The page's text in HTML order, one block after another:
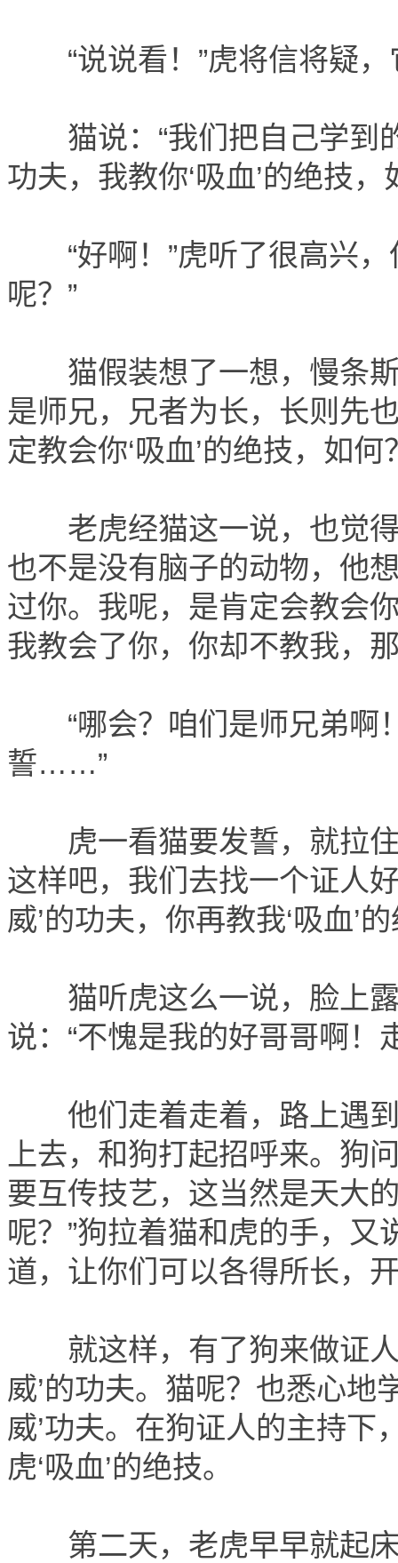
“说说看！”虎将信将疑，
猫说：“我们把自己学到的
功夫，我教你‘吸血’的绝技，
“好啊！”虎听了很高兴，
呢？”
猫假装想了一想，慢条斯
是师兄，兄者为长，长则先
定教会你‘吸血’的绝技，如何
老虎经猫这一说，也觉得
也不是没有脑子的动物，他
过你。我呢，是肯定会教会
我教会了你，你却不教我，
“哪会？咱们是师兄弟啊
誓……”
虎一看猫要发誓，就拉住
这样吧，我们去找一个证人
威’的功夫，你再教我‘吸血’
猫听虎这么一说，脸上露
说：“不愧是我的好哥哥啊
他们走着走着，路上遇到
上去，和狗打起招呼来。狗
要互传技艺，这当然是天大
呢？”狗拉着猫和虎的手，又
道，让你们可以各得所长，
就这样，有了狗来做证人
威’的功夫。猫呢？也悉心地
威’功夫。在狗证人的主持
虎‘吸血’的绝技。
第二天，老虎早早就起床